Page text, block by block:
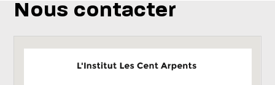
Nous contacter